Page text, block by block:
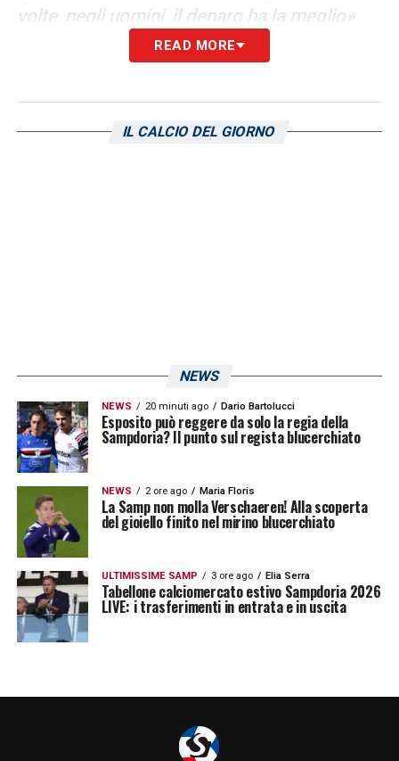
volte, negli uomini, il denaro ha la meglio».
«Ad un certo punto c’era solo la
abbiamo lottato per ripartire in qualsiasi
restare in Serie A. La formula è durissima:
cinque squadre fanno i playoff e le altre i
playout. Dovremo vedercela con il Napoli, il
Pomigliano, forse il Sassuolo. La prima
fascia: Inter, Roma, Juventus, hanno un
divario tecnico importante. Ma noi ce la
giochiamo contro tutti. Abbiamo un gruppo
coeso, ci alleniamo a 200 all’ora ma sempre
con il sorriso sulle labbra».
ci salveremo all’ultima partita e all’ultimo
READ MORE
IL CALCIO DEL GIORNO
NEWS
NEWS 20 minuti ago Dario Bartolucci
Esposito può reggere da solo la regia della
Sampdoria? Il punto sul regista blucerchiato
NEWS 2 ore ago Maria Floris
La Samp non molla Verschaeren! Alla scoperta
del gioiello finito nel mirino blucerchiato
ULTIMISSIME SAMP 3 ore ago Elia Serra
Tabellone calciomercato estivo Sampdoria 2026
LIVE: i trasferimenti in entrata e in uscita